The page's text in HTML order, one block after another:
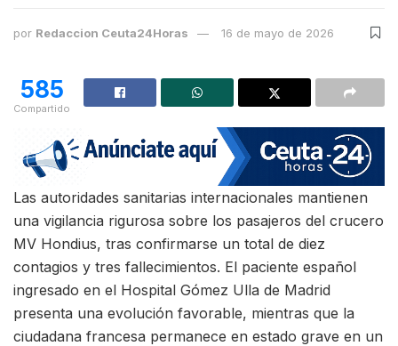
por Redaccion Ceuta24Horas 16 de mayo de 2026
585
Compartido
Las autoridades sanitarias internacionales mantienen
una vigilancia rigurosa sobre los pasajeros del crucero
MV Hondius, tras confirmarse un total de diez
contagios y tres fallecimientos. El paciente español
ingresado en el Hospital Gómez Ulla de Madrid
presenta una evolución favorable, mientras que la
ciudadana francesa permanece en estado grave en un